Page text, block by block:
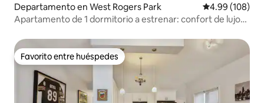
Departamento en West Rogers Park Calificación
4.99 (108)
Apartamento de 1 dormitorio a estrenar: confort de lujo
Favorito entre huéspedes
Favorito entre huéspedes